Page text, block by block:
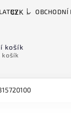
OBCHODNÍ
CZK
košík
košík